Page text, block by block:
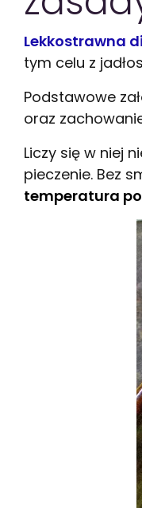
Lekkostrawna
tym celu z
Podstawowe
oraz
Liczy się w niej
pieczenie. Bez
temperatura